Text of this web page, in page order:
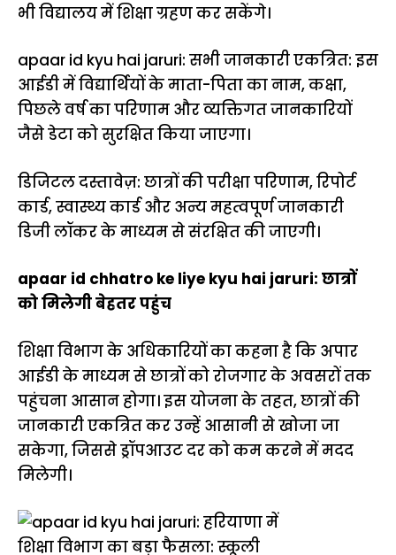
भी विद्यालय में शिक्षा ग्रहण कर सकेंगे।
apaar id kyu hai jaruri: सभी जानकारी एकत्रित: इस
आईडी में विद्यार्थियों के माता-पिता का नाम, कक्षा,
पिछले वर्ष का परिणाम और व्यक्तिगत जानकारियों
जैसे डेटा को सुरक्षित किया जाएगा।
डिजिटल दस्तावेज़: छात्रों की परीक्षा परिणाम, रिपोर्ट
कार्ड, स्वास्थ्य कार्ड और अन्य महत्वपूर्ण जानकारी
डिजी लॉकर के माध्यम से संरक्षित की जाएगी।
apaar id chhatro ke liye kyu hai jaruri: छात्रों
को मिलेगी बेहतर पहुंच
शिक्षा विभाग के अधिकारियों का कहना है कि अपार
आईडी के माध्यम से छात्रों को रोजगार के अवसरों तक
पहुंचना आसान होगा। इस योजना के तहत, छात्रों की
जानकारी एकत्रित कर उन्हें आसानी से खोजा जा
सकेगा, जिससे ड्रॉपआउट दर को कम करने में मदद
मिलेगी।